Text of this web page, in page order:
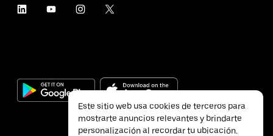
Este sitio web usa cookies de terceros para
mostrarte anuncios relevantes y brindarte
personalización al recordar tu ubicación.